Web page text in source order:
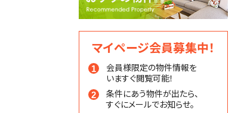
マイページ会員募集中！
会員様限定の物件情報を
いますぐ閲覧可能！
条件にあう物件が出たら、
すぐにメールでお知らせ。